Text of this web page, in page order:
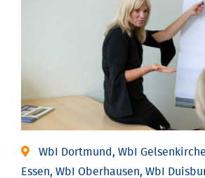
WbI Dortmund, WbI
Essen, WbI Oberhausen, WbI